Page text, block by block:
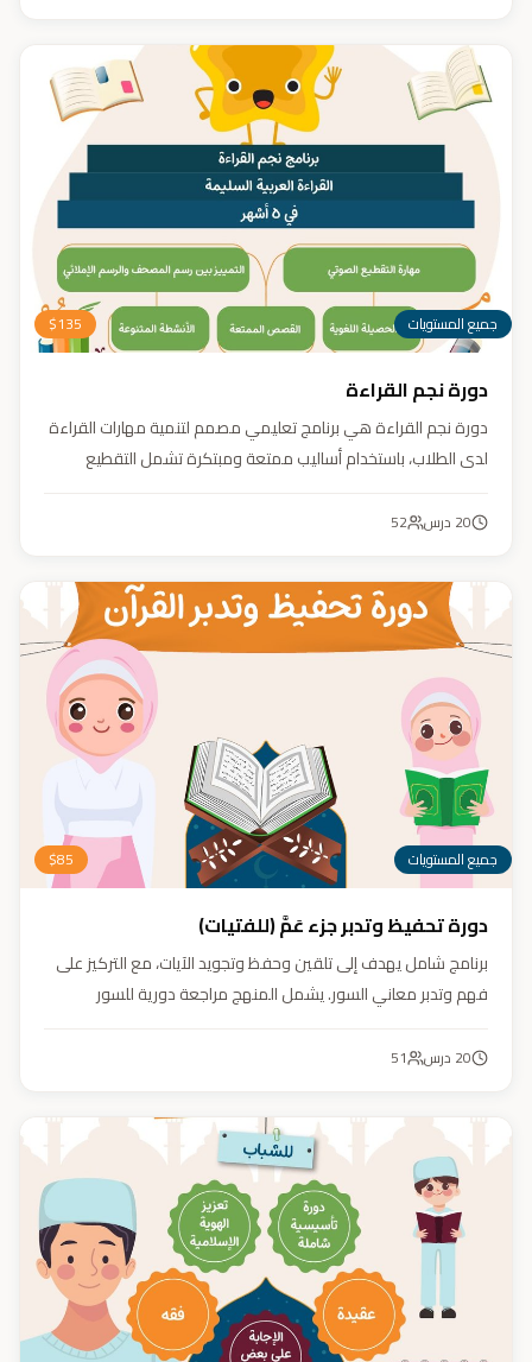
جميع المستويات $135
دورة نجم القراءة
دورة نجم القراءة هي برنامج تعليمي مصمم لتنمية مهارات القراءة
لدى الطلاب، باستخدام أساليب ممتعة ومبتكرة تشمل التقطيع
والمحادثات. يهدف البرنامج إلى تعزيز قدرات الطلاب في التمييز بين
20 درس 52
جميع المستويات $85
دورة تحفيظ وتدبر جزء عَمَّ (للفتيات)
برنامج شامل يهدف إلى تلقين وحفظ وتجويد الآيات، مع التركيز على
فهم وتدبر معاني السور. يشمل المنهج مراجعة دورية للسور
تدعم مهارات القراءة والفهم.
20 درس 51